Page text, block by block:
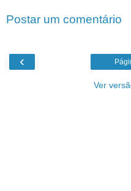
Postar um comentário
‹
Ver